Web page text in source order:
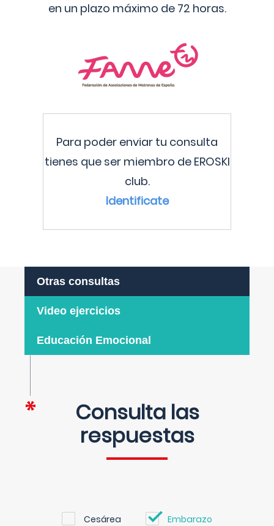
en un plazo máximo de 72 horas.
Para poder enviar tu consulta
tienes que ser miembro de EROSKI
club.
Identificate
Otras consultas
Video ejercicios
Educación Emocional
Consulta las
respuestas
Cesárea Embarazo